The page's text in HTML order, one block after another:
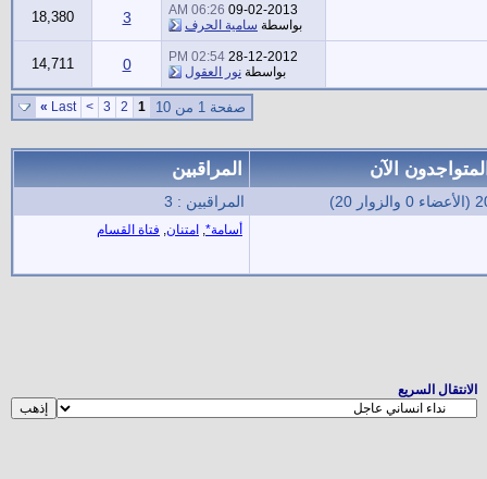
09-02-2013
06:26 AM
بواسطة سامية الحرف 3
18,380
28-12-2012
02:54 PM
بواسطة نور العقول 0
14,711
صفحة 1 من 10 1
2
3
>
Last
»
الآن المراقبين
والزوار 20) المراقبين : 3
أسامة* امتنان فتاة القسام
الانتقال السريع